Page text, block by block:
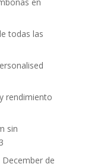
todas las
rendimiento
sin
December de